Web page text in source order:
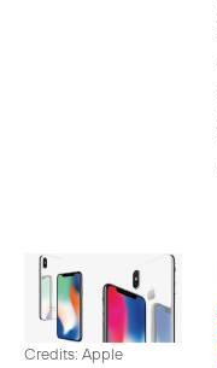
Credits: Apple